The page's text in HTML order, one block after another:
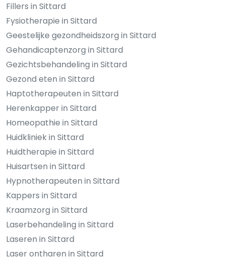
Fillers in Sittard
Fysiotherapie in Sittard
Geestelijke gezondheidszorg in Sittard
Gehandicaptenzorg in Sittard
Gezichtsbehandeling in Sittard
Gezond eten in Sittard
Haptotherapeuten in Sittard
Herenkapper in Sittard
Homeopathie in Sittard
Huidkliniek in Sittard
Huidtherapie in Sittard
Huisartsen in Sittard
Hypnotherapeuten in Sittard
Kappers in Sittard
Kraamzorg in Sittard
Laserbehandeling in Sittard
Laseren in Sittard
Laser ontharen in Sittard